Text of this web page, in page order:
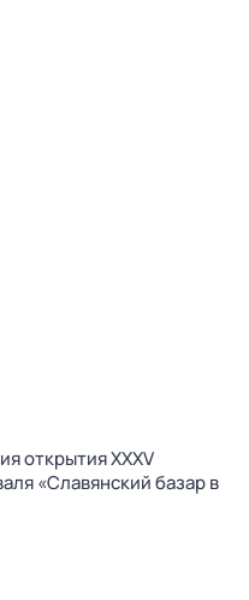
открытия XXXV
«Славянский базар в